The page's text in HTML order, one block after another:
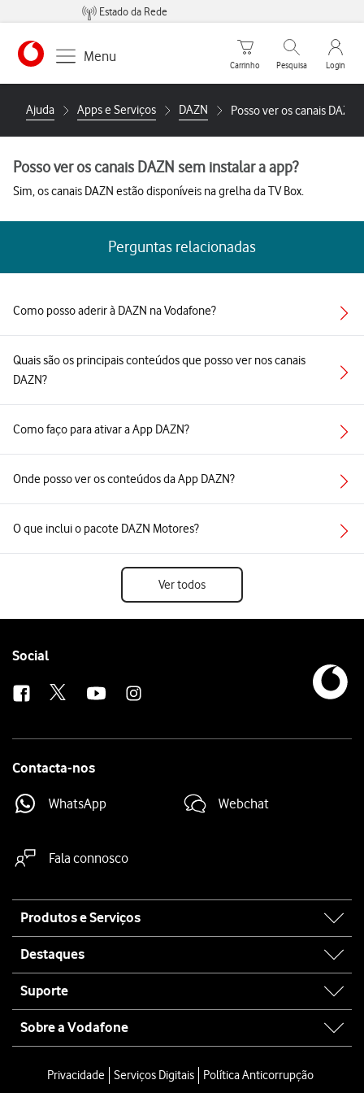
Estado da Rede
https://www.vodafone.pt
Menu
Carrinho de compras
Carrinho
Pesquisar
Pesquisa
My
Login
Ajuda Apps e Serviços DAZN Posso ver os canais DAZN
Posso ver os canais DAZN sem instalar a app?
Sim, os canais DAZN estão disponíveis na grelha da TV Box.
Perguntas relacionadas
Como posso aderir à DAZN na Vodafone?
Quais são os principais conteúdos que posso ver nos canais
DAZN?
Como faço para ativar a App DAZN?
Onde posso ver os conteúdos da App DAZN?
O que inclui o pacote DAZN Motores?
Ver todos
Follow
Social
Contacta-nos
WhatsApp Webchat
Fala connosco
map
Produtos e Serviços
Destaques
Suporte
Sobre a Vodafone
Privacidade Serviços Digitais Política Anticorrupção